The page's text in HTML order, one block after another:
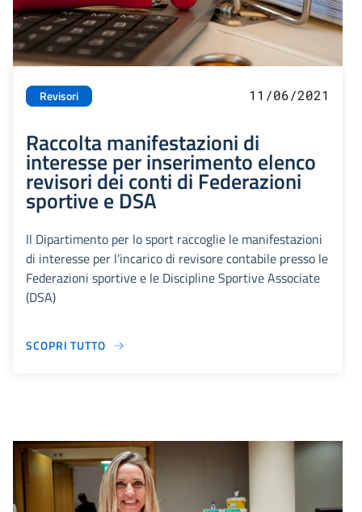
Revisori 11/06/2021
Raccolta manifestazioni di
interesse per inserimento elenco
revisori dei conti di Federazioni
sportive e DSA
Il Dipartimento per lo sport raccoglie le manifestazioni
di interesse per l’incarico di revisore contabile presso le
Federazioni sportive e le Discipline Sportive Associate
(DSA)
SCOPRI TUTTO